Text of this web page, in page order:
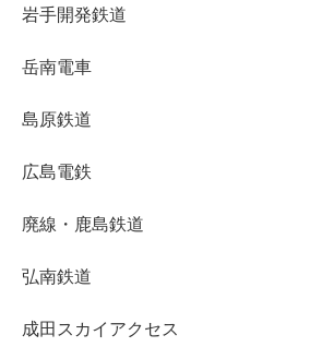
岩手開発鉄道
岳南電車
島原鉄道
広島電鉄
廃線・鹿島鉄道
弘南鉄道
成田スカイアクセス